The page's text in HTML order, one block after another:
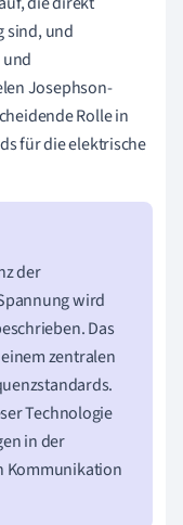
sind, und
Josephson-
Rolle in
für die elektrische
der
wird
Das
zentralen
Technologie
in der
Kommunikation